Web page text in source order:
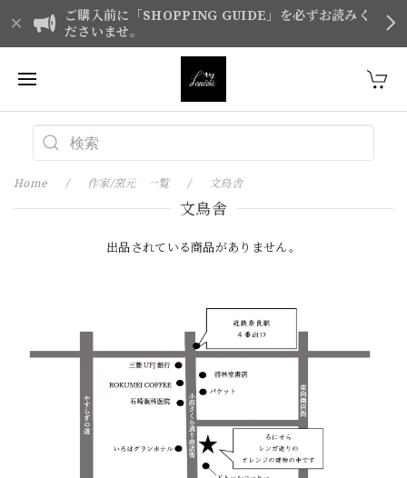
ご購入前に「SHOPPING GUIDE」を必ずお読みく
ださいませ。
Home 作家/窯元 一覧 文鳥舎
文鳥舎
出品されている商品がありません。